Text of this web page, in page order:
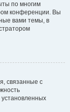
по многим
конференции. Вы
вами темы, в
связанные с
установленных